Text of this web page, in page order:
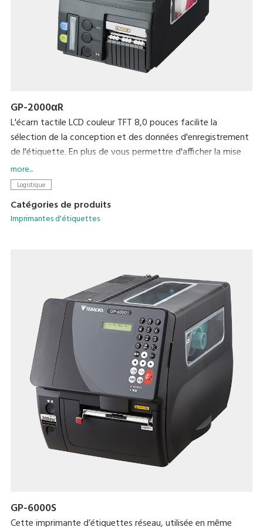
GP-2000αR
L'écarn tactile LCD couleur TFT 8,0 pouces facilite la
sélection de la conception et des données d'enregistrement
de l'étiquette. En plus de vous permettre d'afficher la mise
en page de l'étiquette et la vérification du contenu de
l'impression à l'écran, les erreurs sont réduites à l'aide des
incorrectes.
Une qualité d’impression de 12 points/mm (300 ppp) assure
une grande variété de types de code-à-barres permet à
cette imprimante d'être utilisée dans un grand nombre
d'industries.
more...
Logistique
Catégories de produits
Imprimantes d'étiquettes
GP-6000S
Cette imprimante d’étiquettes réseau, utilisée en même